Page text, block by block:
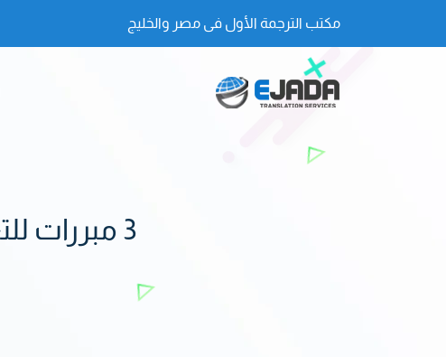
مكتب الترجمة الأول فى مصر والخليج
3 مبررات للتعامل مع أحسن مواقع ترجمة متخصص